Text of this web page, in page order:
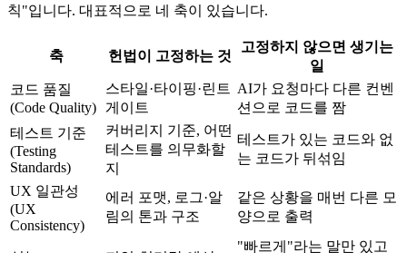
칙"입니다. 대표적으로 네 축이 있습니다.
축 헌법이 고정하는 것
고정하지 않으면 생기는
일
코드 품질
(Code Quality)
스타일·타이핑·린트
게이트
AI가 요청마다 다른 컨벤
션으로 코드를 짬
테스트 기준
(Testing
Standards)
커버리지 기준, 어떤
테스트를 의무화할
지
테스트가 있는 코드와 없
는 코드가 뒤섞임
UX 일관성
(UX
Consistency)
에러 포맷, 로그·알
림의 톤과 구조
같은 상황을 매번 다른 모
양으로 출력
"빠르게"라는 말만 있고